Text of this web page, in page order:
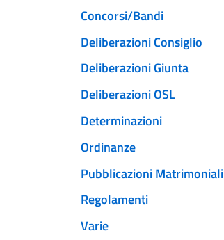
Concorsi/Bandi
Deliberazioni Consiglio
Deliberazioni Giunta
Deliberazioni OSL
Determinazioni
Ordinanze
Pubblicazioni Matrimoniali
Regolamenti
Varie